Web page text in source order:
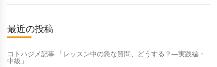
最近の投稿
コトハジメ記事 「レッスン中の急な質問、どうする？―実践編・
中級」